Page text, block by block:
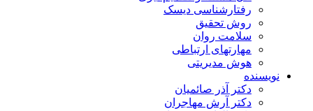
رفتارشناسی دیسک
روش تحقیق
سلامت روان
مهارتهای ارتباطی
هوش مدیریتی
نویسنده
دکتر آذر صائمیان
دکتر آرش مهاجران